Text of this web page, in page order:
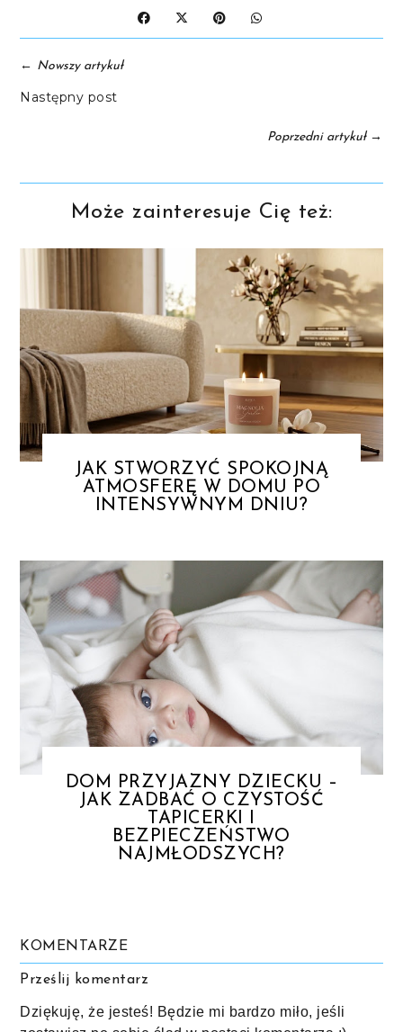
← Nowszy artykuł
Następny post
Poprzedni artykuł→
Może zainteresuje Cię też:
JAK STWORZYĆ SPOKOJNĄ
ATMOSFERĘ W DOMU PO
INTENSYWNYM DNIU?
DOM PRZYJAZNY DZIECKU –
JAK ZADBAĆ O CZYSTOŚĆ
TAPICERKI I
BEZPIECZEŃSTWO
NAJMŁODSZYCH?
KOMENTARZE
Prześlij komentarz
Dziękuję, że jesteś! Będzie mi bardzo miło, jeśli